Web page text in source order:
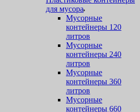
для мусора
Мусорные
контейнеры 120
литров
Мусорные
контейнеры 240
литров
Мусорные
контейнеры 360
литров
Мусорные
контейнеры 660